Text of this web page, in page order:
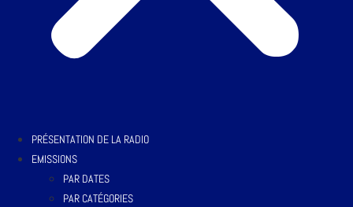
PRÉSENTATION DE LA RADIO
EMISSIONS
PAR DATES
PAR CATÉGORIES